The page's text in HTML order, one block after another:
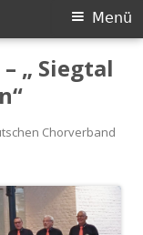
„ Siegtal
Chorverband
Menü